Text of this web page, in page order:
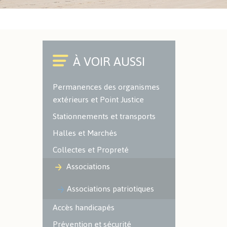
Cimetières
Office du Commerce et de
Police Municipale
Automatisée des Plaques
d'Immatriculation (LAPI)
ENVIRONNEMENT -
ESPACES VERTS
Localisation des espaces verts
et naturels sur le territoire
Les espaces verts
Les aires de jeux
Environnement
ACTUALITÉS SPORTIVES
Permanences des organismes
extérieurs et Point Justice
Stationnements et transports
Halles et Marchés
Collectes et Propreté
Associations
Associations patriotiques
Accès handicapés